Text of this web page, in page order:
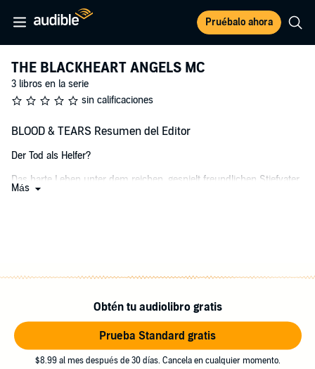
Pruébalo ahora
THE BLACKHEART ANGELS MC
3 libros en la serie
sin calificaciones
BLOOD & TEARS Resumen del Editor
Der Tod als Helfer?
Das harte Leben unter dem reichen, gespielt freundlichen Stiefvater
und seiner verwöhnten Tochter wird nach dem Tod von Mias Mutter
Ehrenhaft ist seine Hilfe nicht. Er will Mia benutzen, um an
Informationen über einen gegnerischen MC zu kommen.
Als beide der gegenseitigen Anziehung nicht mehr entkommen
können, gerät Mia ins Visier der Feinde.
Más
Obtén tu audiolibro gratis
Prueba Standard gratis
$8.99 al mes después de 30 días. Cancela en cualquier momento.